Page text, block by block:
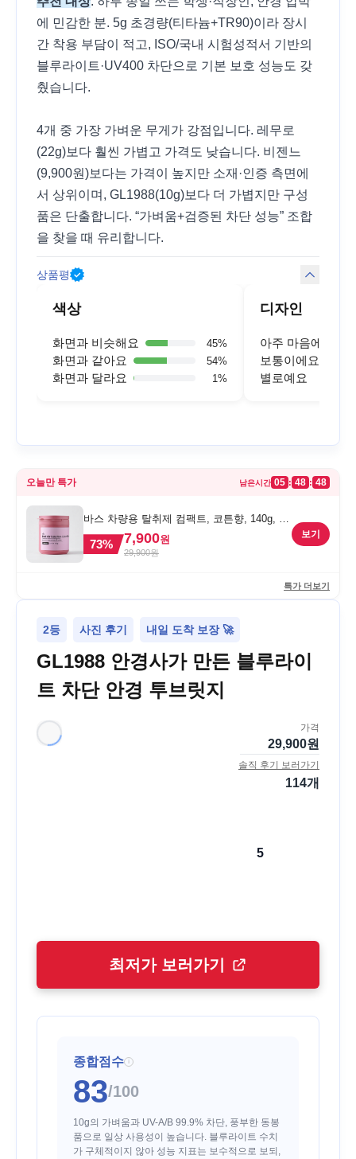
에 민감한 분. 5g 초경량(티타늄+TR90)이라 장시
간 착용 부담이 적고, ISO/국내 시험성적서 기반의
블루라이트·UV400 차단으로 기본 보호 성능도 갖
췄습니다.
4개 중 가장 가벼운 무게가 강점입니다. 레무로
(22g)보다 훨씬 가볍고 가격도 낮습니다. 비젠느
(9,900원)보다는 가격이 높지만 소재·인증 측면에
서 상위이며, GL1988(10g)보다 더 가볍지만 구성
품은 단출합니다. “가벼움+검증된 차단 성능” 조합
을 찾을 때 유리합니다.
상품평
색상
화면과 비슷해요 45%
화면과 같아요 54%
화면과 달라요 1%
디자인
아주 마음에 들어
보통이에요
별로예요
오늘만 특가 남은시간 05 : 48 : 48
바스 차량용 탈취제 컴팩트, 코튼향, 140g, 1
개
73% 7,900원
29,900원
보기
특가 더보기
2등 사진 후기 내일 도착 보장 🚀
GL1988 안경사가 만든 블루라이
트 차단 안경 투브릿지
가격
29,900원
솔직 후기 보러가기
114개
5
최저가 보러가기
종합점수 i
83/100
10g의 가벼움과 UV-A/B 99.9% 차단, 풍부한 동봉
품으로 일상 사용성이 높습니다. 블루라이트 수치
가 구체적이지 않아 성능 지표는 보수적으로 보되,